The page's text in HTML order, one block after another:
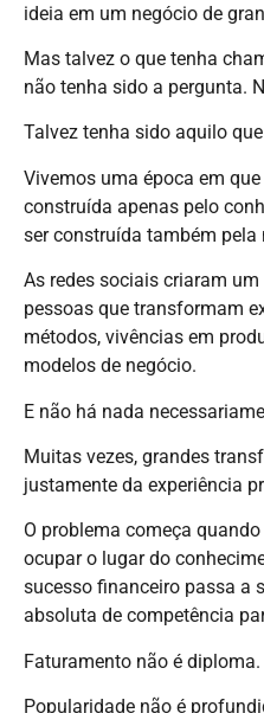
ideia em um negócio de
Mas talvez o que tenha
não tenha sido a pergunta.
Talvez tenha sido aquilo
Vivemos uma época em
construída apenas pelo
ser construída também pela
As redes sociais criaram
pessoas que transformam
métodos, vivências em
modelos de negócio.
E não há nada
Muitas vezes, grandes
justamente da experiência
O problema começa
ocupar o lugar do
sucesso financeiro passa a
absoluta de competência
Faturamento não é diploma.
Popularidade não é